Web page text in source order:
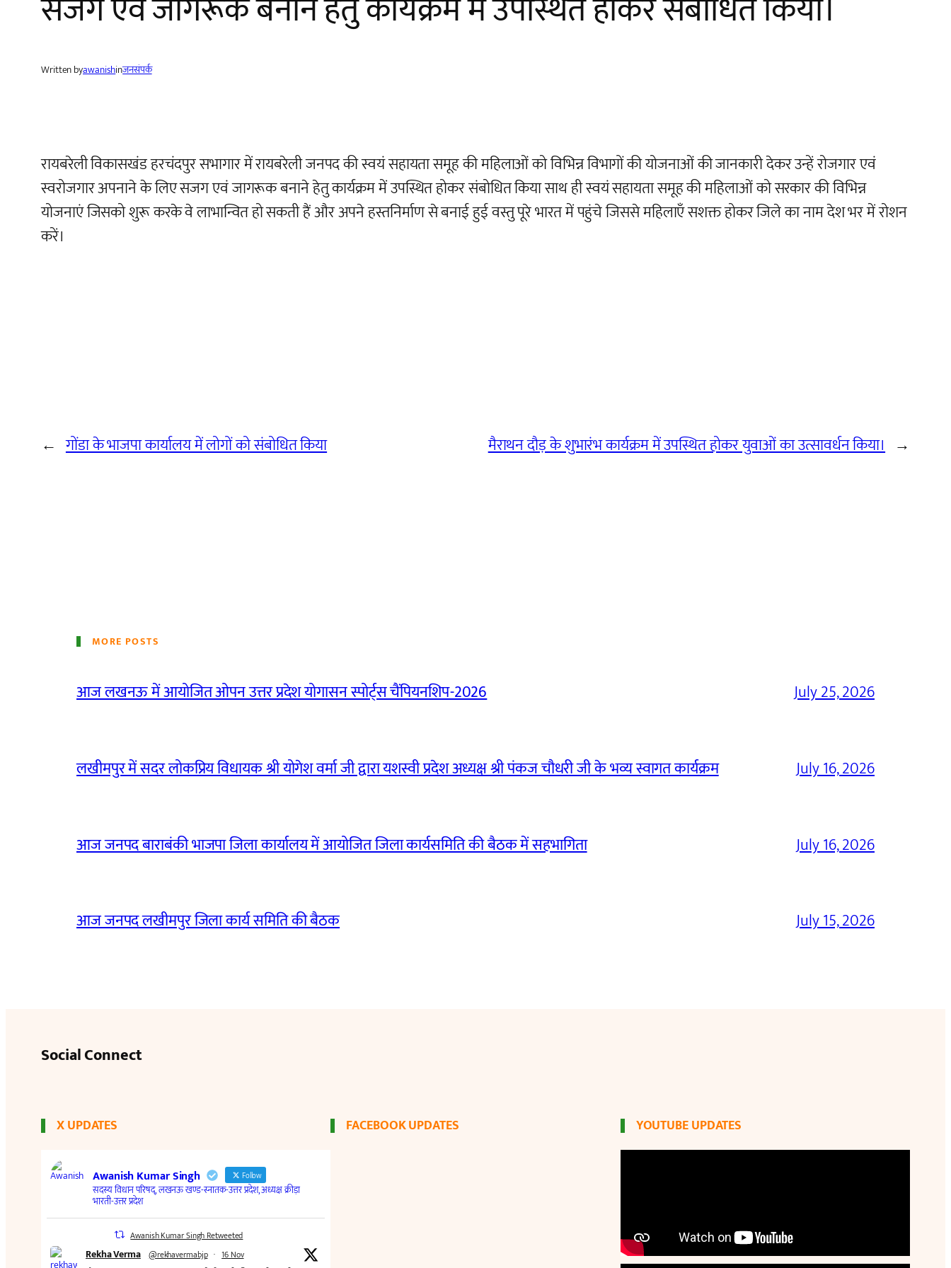
Written byawanishinजनसंपर्क
रायबरेली विकासखंड हरचंदपुर सभागार में रायबरेली जनपद की स्वयं सहायता समूह की महिलाओं को विभिन्न विभागों की योजनाओं की जानकारी देकर उन्हें रोजगार एवं
स्वरोजगार अपनाने के लिए सजग एवं जागरूक बनाने हेतु कार्यक्रम में उपस्थित होकर संबोधित किया साथ ही स्वयं सहायता समूह की महिलाओं को सरकार की विभिन्न
योजनाएं जिसको शुरू करके वे लाभान्वित हो सकती हैं और अपने हस्तनिर्माण से बनाई हुई वस्तु पूरे भारत में पहुंचे जिससे महिलाएँ सशक्त होकर जिले का नाम देश भर में रोशन
करें।
← गोंडा के भाजपा कार्यालय में लोगों को संबोधित किया मैराथन दौड़ के शुभारंभ कार्यक्रम में उपस्थित होकर युवाओं का उत्सावर्धन किया। →
MORE POSTS
आज लखनऊ में आयोजित ओपन उत्तर प्रदेश योगासन स्पोर्ट्स चैंपियनशिप-2026 July 25, 2026
लखीमपुर में सदर लोकप्रिय विधायक श्री योगेश वर्मा जी द्वारा यशस्वी प्रदेश अध्यक्ष श्री पंकज चौधरी जी के भव्य स्वागत कार्यक्रम July 16, 2026
आज जनपद बाराबंकी भाजपा जिला कार्यालय में आयोजित जिला कार्यसमिति की बैठक में सहभागिता July 16, 2026
आज जनपद लखीमपुर जिला कार्य समिति की बैठक July 15, 2026
Social Connect
X UPDATES FACEBOOK UPDATES YOUTUBE UPDATES